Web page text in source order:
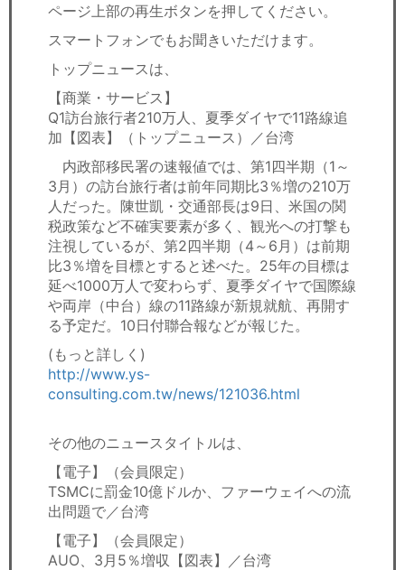
飲食店情報
ページ上部の再生ボタンを押してください。
スマートフォンでもお聞きいただけます。
トップニュースは、
【商業・サービス】
Q1訪台旅行者210万人、夏季ダイヤで11路線追
加【図表】（トップニュース）／台湾
内政部移民署の速報値では、第1四半期（1～
3月）の訪台旅行者は前年同期比3％増の210万
人だった。陳世凱・交通部長は9日、米国の関
税政策など不確実要素が多く、観光への打撃も
注視しているが、第2四半期（4～6月）は前期
比3％増を目標とすると述べた。25年の目標は
延べ1000万人で変わらず、夏季ダイヤで国際線
や両岸（中台）線の11路線が新規就航、再開す
る予定だ。10日付聯合報などが報じた。
(もっと詳しく)
http://www.ys-
consulting.com.tw/news/121036.html
その他のニュースタイトルは、
【電子】（会員限定）
TSMCに罰金10億ドルか、ファーウェイへの流
出問題で／台湾
【電子】（会員限定）
AUO、3月5％増収【図表】／台湾